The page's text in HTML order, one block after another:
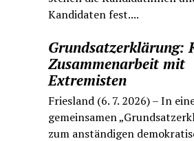
Kandidaten fest....
Grundsatzerklärung:
Zusammenarbeit mit
Extremisten
Friesland (6. 7. 2026) – In
gemeinsamen
zum anständigen